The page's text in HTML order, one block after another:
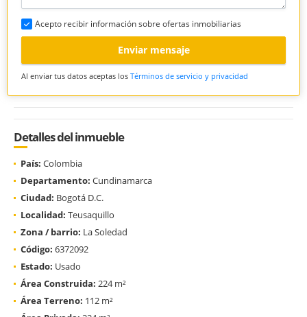
Acepto recibir información sobre ofertas inmobiliarias
Enviar mensaje
Al enviar tus datos aceptas los Términos de servicio y privacidad
Detalles del inmueble
País: Colombia
Departamento: Cundinamarca
Ciudad: Bogotá D.C.
Localidad: Teusaquillo
Zona / barrio: La Soledad
Código: 6372092
Estado: Usado
Área Construida: 224 m²
Área Terreno: 112 m²